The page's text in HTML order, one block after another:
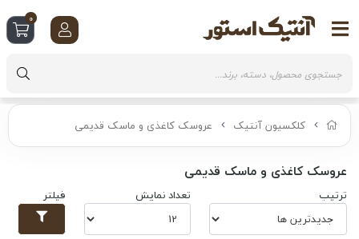
کلکسیون آنتیک عروسک کاغذی و ماسک قدیمی
عروسک کاغذی و ماسک قدیمی
ترتیب تعداد نمایش فیلتر
0